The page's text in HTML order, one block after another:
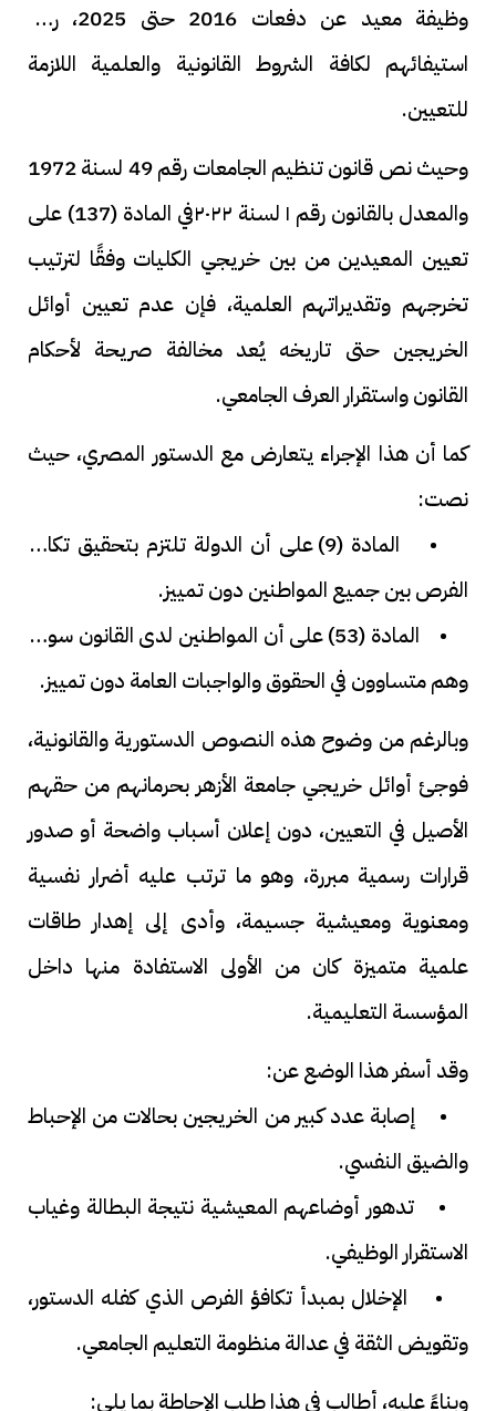
وظيفة معيد عن دفعات 2016 حتى 2025، رغم
استيفائهم لكافة الشروط القانونية والعلمية اللازمة
للتعيين.
وحيث نص قانون تنظيم الجامعات رقم 49 لسنة 1972
والمعدل بالقانون رقم ١ لسنة ٢٠٢٢في المادة (137) على
تعيين المعيدين من بين خريجي الكليات وفقًا لترتيب
تخرجهم وتقديراتهم العلمية، فإن عدم تعيين أوائل
الخريجين حتى تاريخه يُعد مخالفة صريحة لأحكام
القانون واستقرار العرف الجامعي.
كما أن هذا الإجراء يتعارض مع الدستور المصري، حيث
نصت:
• المادة (9) على أن الدولة تلتزم بتحقيق تكافؤ
الفرص بين جميع المواطنين دون تمييز.
• المادة (53) على أن المواطنين لدى القانون سواء،
وهم متساوون في الحقوق والواجبات العامة دون تمييز.
وبالرغم من وضوح هذه النصوص الدستورية والقانونية،
فوجئ أوائل خريجي جامعة الأزهر بحرمانهم من حقهم
الأصيل في التعيين، دون إعلان أسباب واضحة أو صدور
قرارات رسمية مبررة، وهو ما ترتب عليه أضرار نفسية
ومعنوية ومعيشية جسيمة، وأدى إلى إهدار طاقات
علمية متميزة كان من الأولى الاستفادة منها داخل
المؤسسة التعليمية.
وقد أسفر هذا الوضع عن:
• إصابة عدد كبير من الخريجين بحالات من الإحباط
والضيق النفسي.
• تدهور أوضاعهم المعيشية نتيجة البطالة وغياب
الاستقرار الوظيفي.
• الإخلال بمبدأ تكافؤ الفرص الذي كفله الدستور،
وتقويض الثقة في عدالة منظومة التعليم الجامعي.
وبناءً عليه، أطالب في هذا طلب الإحاطة بما يلي: